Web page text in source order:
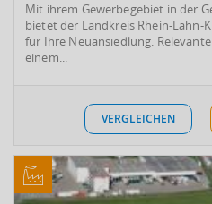
Mit ihrem Gewerbegebiet in der
bietet der Landkreis Rhein-Lahn-
für Ihre Neuansiedlung.
einem...
VERGLEICHEN